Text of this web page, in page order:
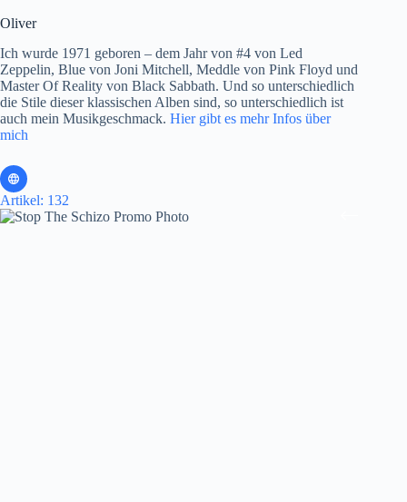
Oliver
Ich wurde 1971 geboren – dem Jahr von #4 von Led
Zeppelin, Blue von Joni Mitchell, Meddle von Pink Floyd und
Master Of Reality von Black Sabbath. Und so unterschiedlich
die Stile dieser klassischen Alben sind, so unterschiedlich ist
auch mein Musikgeschmack. Hier gibt es mehr Infos über
mich
Artikel: 132